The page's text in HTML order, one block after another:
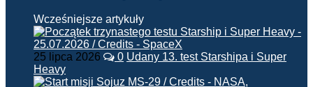
Wcześniejsze artykuły
25 lipca 2026 0 Udany 13. test Starshipa i Super
Heavy